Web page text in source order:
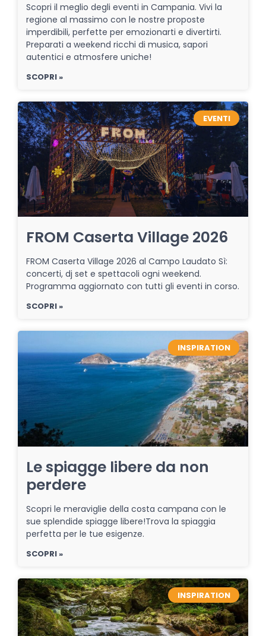
Scopri il meglio degli eventi in Campania. Vivi la
regione al massimo con le nostre proposte
imperdibili, perfette per emozionarti e divertirti.
Preparati a weekend ricchi di musica, sapori
autentici e atmosfere uniche!
SCOPRI »
EVENTI
FROM Caserta Village 2026
FROM Caserta Village 2026 al Campo Laudato Sì:
concerti, dj set e spettacoli ogni weekend.
Programma aggiornato con tutti gli eventi in corso.
SCOPRI »
INSPIRATION
Le spiagge libere da non
perdere
Scopri le meraviglie della costa campana con le
sue splendide spiagge libere!Trova la spiaggia
perfetta per le tue esigenze.
SCOPRI »
INSPIRATION